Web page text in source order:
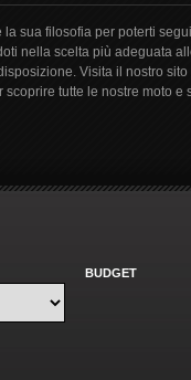
la sua filosofia per poterti
nella scelta più adeguata
Visita il nostro
scoprire tutte le nostre moto e
BUDGET